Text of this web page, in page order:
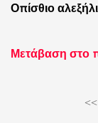
Οπίσθιο
Μετάβαση στο
<<